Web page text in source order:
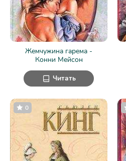
Жемчужина гарема -
Конни Мейсон
Читать
0